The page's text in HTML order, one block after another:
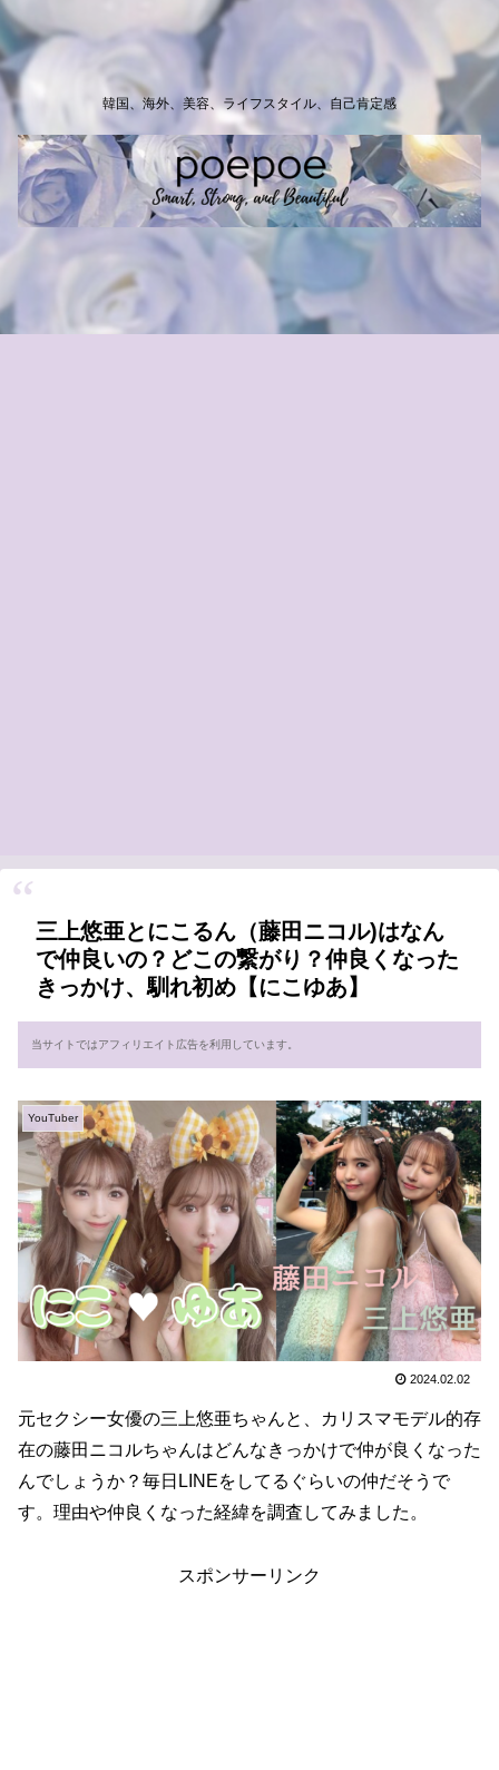
韓国、海外、美容、ライフスタイル、自己肯定感
三上悠亜とにこるん（藤田ニコル)はなん
で仲良いの？どこの繋がり？仲良くなった
きっかけ、馴れ初め【にこゆあ】
当サイトではアフィリエイト広告を利用しています。
YouTuber
2024.02.02
元セクシー女優の三上悠亜ちゃんと、カリスマモデル的存
在の藤田ニコルちゃんはどんなきっかけで仲が良くなった
んでしょうか？毎日LINEをしてるぐらいの仲だそうで
す。理由や仲良くなった経緯を調査してみました。
スポンサーリンク